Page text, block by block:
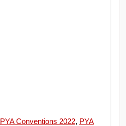
PYA Conventions 2022, PYA